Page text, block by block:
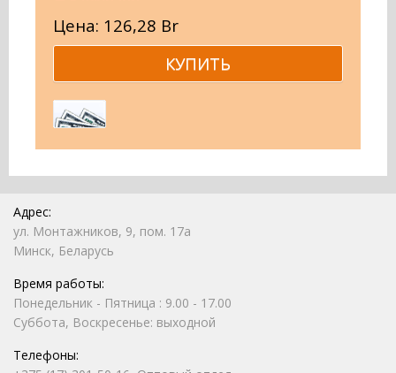
Цена: 126,28 Br
Адрес:
ул. Монтажников, 9, пом. 17а
Минск, Беларусь
Время работы:
Понедельник - Пятница : 9.00 - 17.00
Суббота, Воскресенье: выходной
Телефоны: